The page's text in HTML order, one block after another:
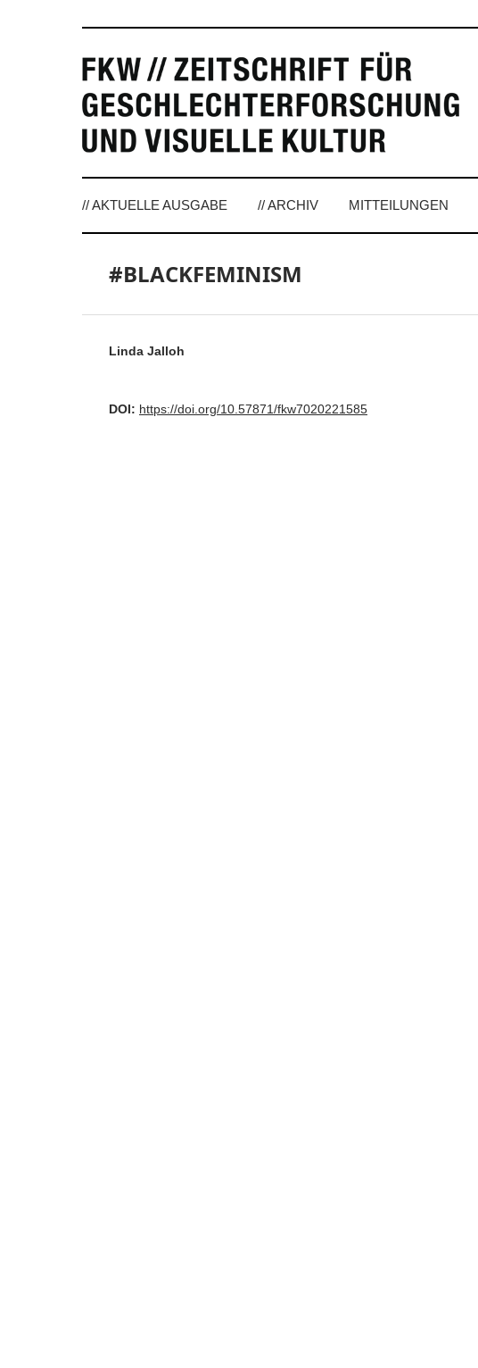
// AKTUELLE AUSGABE // ARCHIV MITTEILUNGEN
#BLACKFEMINISM
Linda Jalloh
DOI: https://doi.org/10.57871/fkw7020221585